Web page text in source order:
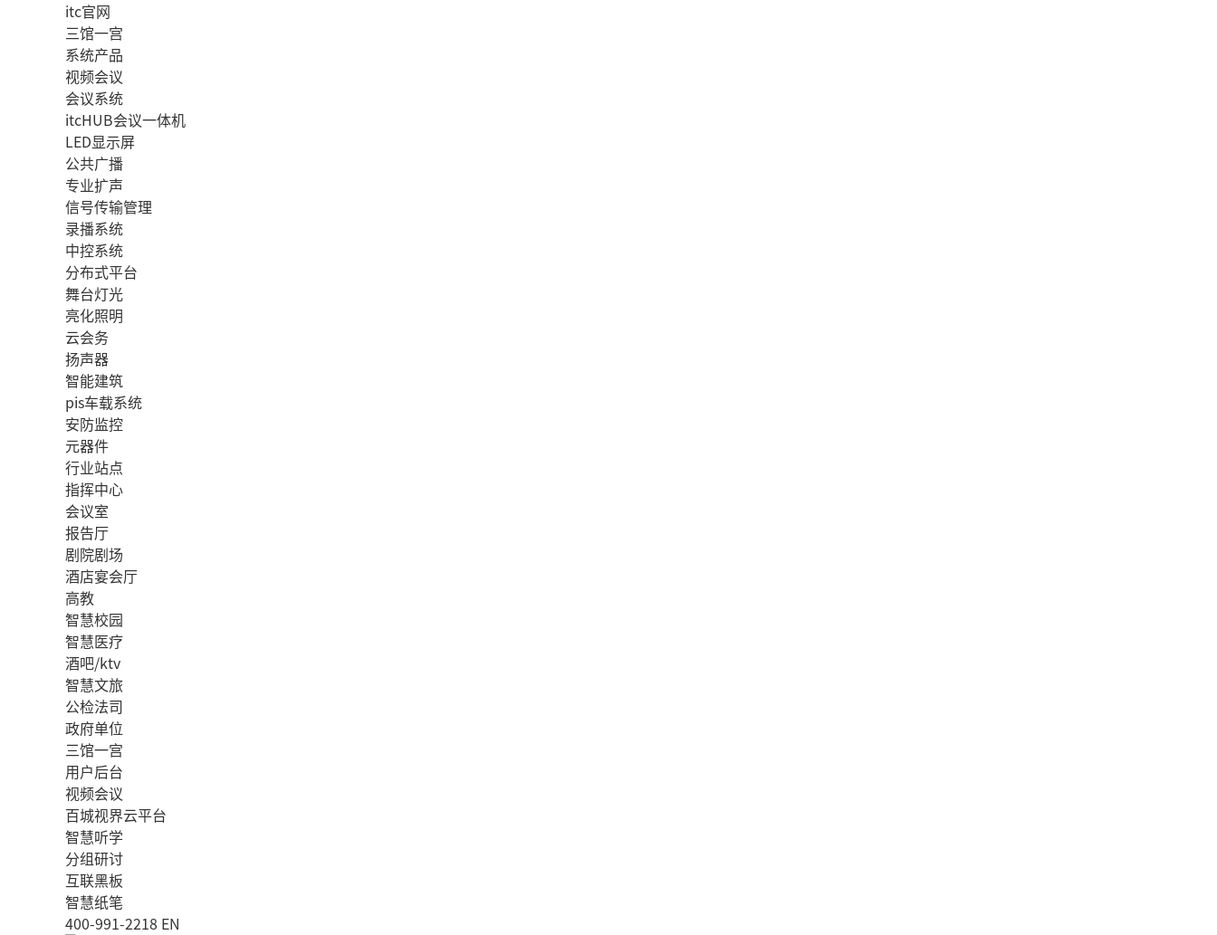
itc官网
三馆一宫
系统产品
视频会议
会议系统
itcHUB会议一体机
LED显示屏
公共广播
专业扩声
信号传输管理
录播系统
中控系统
分布式平台
舞台灯光
亮化照明
云会务
扬声器
智能建筑
pis车载系统
安防监控
元器件
行业站点
指挥中心
会议室
报告厅
剧院剧场
酒店宴会厅
高教
智慧校园
智慧医疗
酒吧/ktv
智慧文旅
公检法司
政府单位
三馆一宫
用户后台
视频会议
百城视界云平台
智慧听学
分组研讨
互联黑板
智慧纸笔
400-991-2218 EN